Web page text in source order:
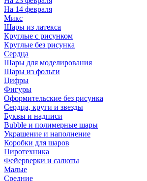
На 14 февраля
Микс
Шары из латекса
Круглые с рисунком
Круглые без рисунка
Сердца
Шары для моделирования
Шары из фольги
Цифры
Фигуры
Оформительские без рисунка
Сердца, круги и звезды
Буквы и надписи
Bubble и полимерные шары
Украшение и наполнение
Коробки для шаров
Пиротехника
Фейерверки и салюты
Малые
Средние